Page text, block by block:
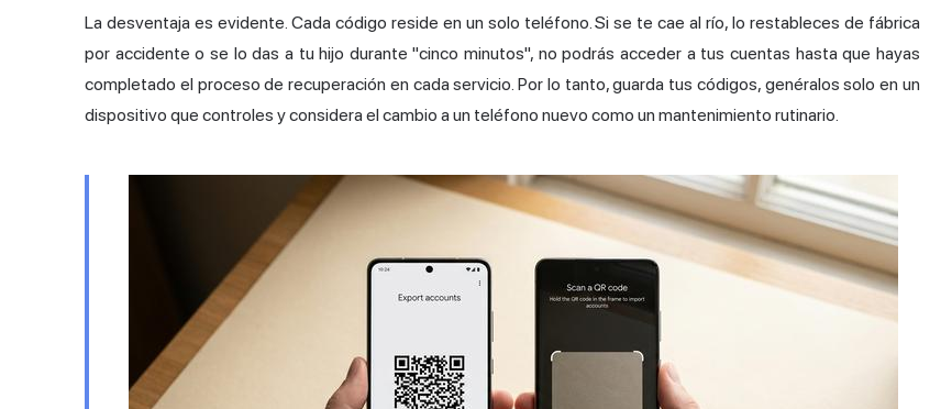
La desventaja es evidente. Cada código reside en un solo teléfono. Si se te cae al río, lo restableces de fábrica
por accidente o se lo das a tu hijo durante "cinco minutos", no podrás acceder a tus cuentas hasta que hayas
completado el proceso de recuperación en cada servicio. Por lo tanto, guarda tus códigos, genéralos solo en un
dispositivo que controles y considera el cambio a un teléfono nuevo como un mantenimiento rutinario.